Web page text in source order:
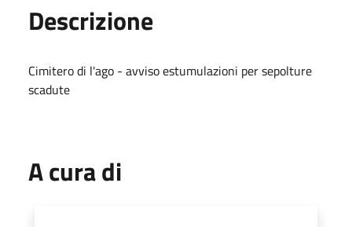
Descrizione
Cimitero di l'ago - avviso estumulazioni per sepolture
scadute
A cura di